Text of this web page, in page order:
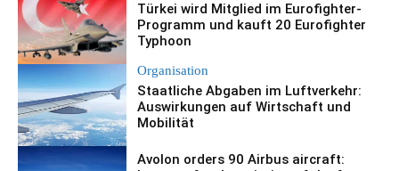
Türkei wird Mitglied im Eurofighter-
Programm und kauft 20 Eurofighter
Typhoon
Organisation
Staatliche Abgaben im Luftverkehr:
Auswirkungen auf Wirtschaft und
Mobilität
Avolon orders 90 Airbus aircraft: